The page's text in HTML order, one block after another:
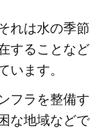
れは水の季節
することなど
います。
フラを整備す
な地域などで